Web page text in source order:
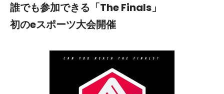
誰でも参加できる「The Finals」
初のeスポーツ大会開催